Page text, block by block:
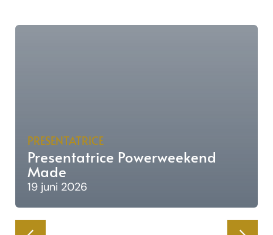
PRESENTATRICE
Presentatrice Powerweekend
Made
19 juni 2026